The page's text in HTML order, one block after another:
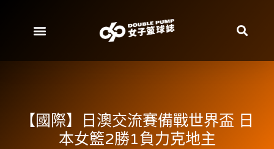
【國際】日澳交流賽備戰世界盃 日
本女籃2勝1負力克地主